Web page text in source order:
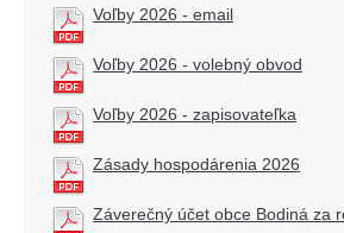
Voľby 2026 - email
Voľby 2026 - volebný obvod
Voľby 2026 - zapisovateľka
Zásady hospodárenia 2026
Záverečný účet obce Bodiná za